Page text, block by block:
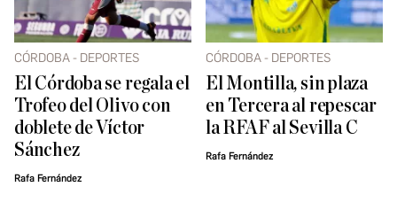
CÓRDOBA - DEPORTES
El Córdoba se regala el
Trofeo del Olivo con
doblete de Víctor
Sánchez
Rafa Fernández
CÓRDOBA - DEPORTES
El Montilla, sin plaza
en Tercera al repescar
la RFAF al Sevilla C
Rafa Fernández